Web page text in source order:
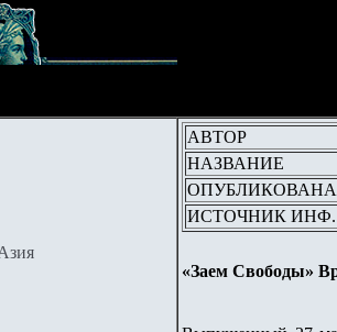
АВТОР
НАЗВАНИЕ
ОПУБЛИКОВАНА
ИСТОЧНИК ИНФ.
«Заем Свободы»